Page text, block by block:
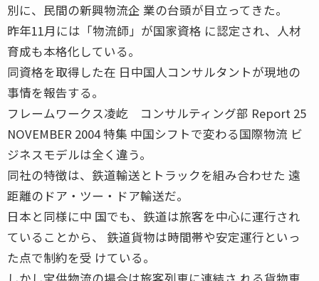
別に、民間の新興物流企 業の台頭が目立ってきた。
昨年11月には「物流師」が国家資格 に認定され、人材
育成も本格化している。
同資格を取得した在 日中国人コンサルタントが現地の
事情を報告する。
フレームワークス凌屹 コンサルティング部 Report 25
NOVEMBER 2004 特集 中国シフトで変わる国際物流 ビ
ジネスモデルは全く違う。
同社の特徴は、鉄道輸送とトラックを組み合わせた 遠
距離のドア・ツー・ドア輸送だ。
日本と同様に中 国でも、鉄道は旅客を中心に運行され
ていることから、 鉄道貨物は時間帯や安定運行といっ
た点で制約を受 けている。